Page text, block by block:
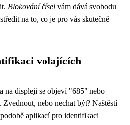
Blokování čísel vám dává svobodu
na to, co je pro vás skutečně
volajících
na displeji se objeví "685" nebo
nebo nechat být? Naštěstí
aplikací pro identifikaci